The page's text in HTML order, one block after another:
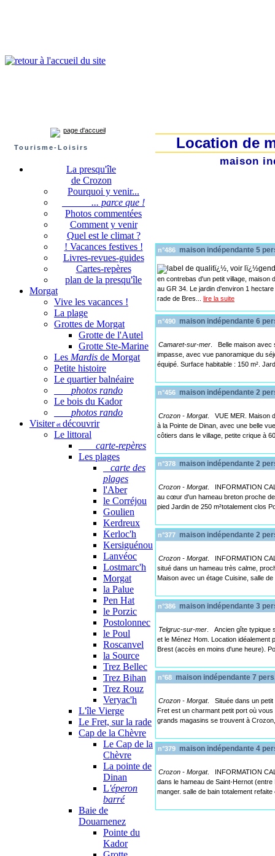
page d'accueil
Tourisme-Loisirs
La presqu'île
de Crozon
Pourquoi y venir...
... parce que !
Photos commentées
Comment y venir
Quel est le climat ?
! Vacances festives !
Livres-revues-guides
Cartes-repères
plan de la presqu'île
Morgat
Vive les vacances !
La plage
Grottes de Morgat
Grotte de l'Autel
Grotte Ste-Marine
Les Mardis de Morgat
Petite histoire
Le quartier balnéaire
photos rando
Le bois du Kador
photos rando
Visiteret découvrir
Le littoral
carte-repères
Les plages
carte des
plages
l'Aber
le Corréjou
Goulien
Kerdreux
Kerloc'h
Kersiguénou
Lanvéoc
Lostmarc'h
Morgat
la Palue
Pen Hat
le Porzic
Postolonnec
le Poul
Roscanvel
la Source
Trez Bellec
Trez Bihan
Trez Rouz
Veryac'h
L'île Vierge
Le Fret, sur la rade
Cap de la Chèvre
Le Cap de la
Chèvre
La pointe de
Dinan
L'éperon
barré
Baie de
Douarnenez
Pointe du
Kador
Location de
maison
n°486 maison indépendante 5
en contrebas d'un petit village, maison
au GR 34. Le jardin d'environ 1
rade de Bres... lire la suite
n°490 maison indépendante 6
Camaret-sur-mer . Belle maison avec
impasse, avec vue panoramique du
équipé. Surface habitable : 150 m².
n°456 maison indépendante 2
Crozon - Morgat. VUE MER. Maison
à la Pointe de Dinan, avec une belle
côtiers dans le village, petite crique à
n°378 maison indépendante 2
Crozon - Morgat. INFORMATION
au cœur d'un hameau breton proche
pied Jardin de 250 m²totalement clos
n°377 maison indépendante 2
Crozon - Morgat. INFORMATION
situé dans un hameau très calme,
Maison avec un étage Cuisine, salle
n°386 maison indépendante 3
Telgruc-sur-mer . Ancien gîte typique
et le Ménez Hom. Location idéalement
Brest (accès en moins d'une heure).
n°68 maison indépendante 7
Crozon - Morgat. Située dans un petit
Fret est un charmant petit port où
grands magasins se trouvent à
n°379 maison indépendante 4
Crozon - Morgat. INFORMATION
dans le hameau de Saint-Hernot
manger. salle de bain totalement